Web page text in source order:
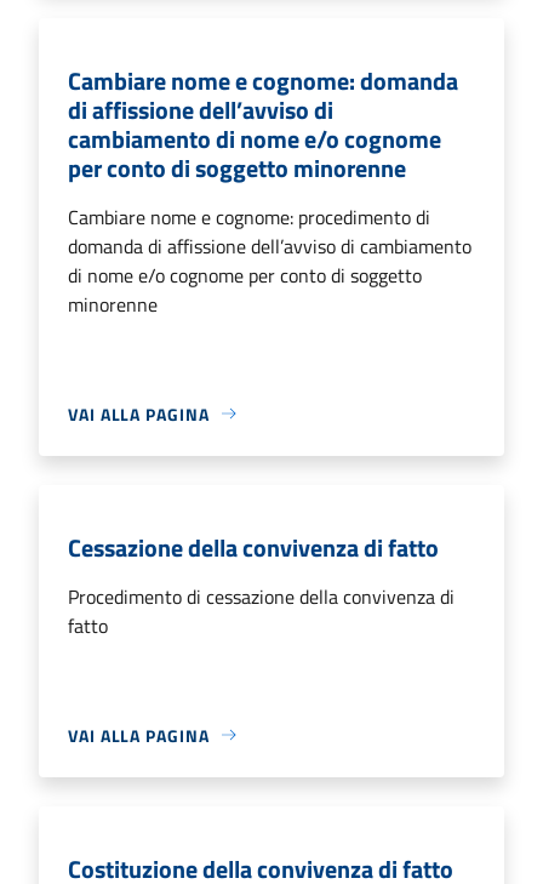
Cambiare nome e cognome: domanda
di affissione dell’avviso di
cambiamento di nome e/o cognome
per conto di soggetto minorenne
Cambiare nome e cognome: procedimento di
domanda di affissione dell’avviso di cambiamento
di nome e/o cognome per conto di soggetto
minorenne
VAI ALLA PAGINA
Cessazione della convivenza di fatto
Procedimento di cessazione della convivenza di
fatto
VAI ALLA PAGINA
Costituzione della convivenza di fatto